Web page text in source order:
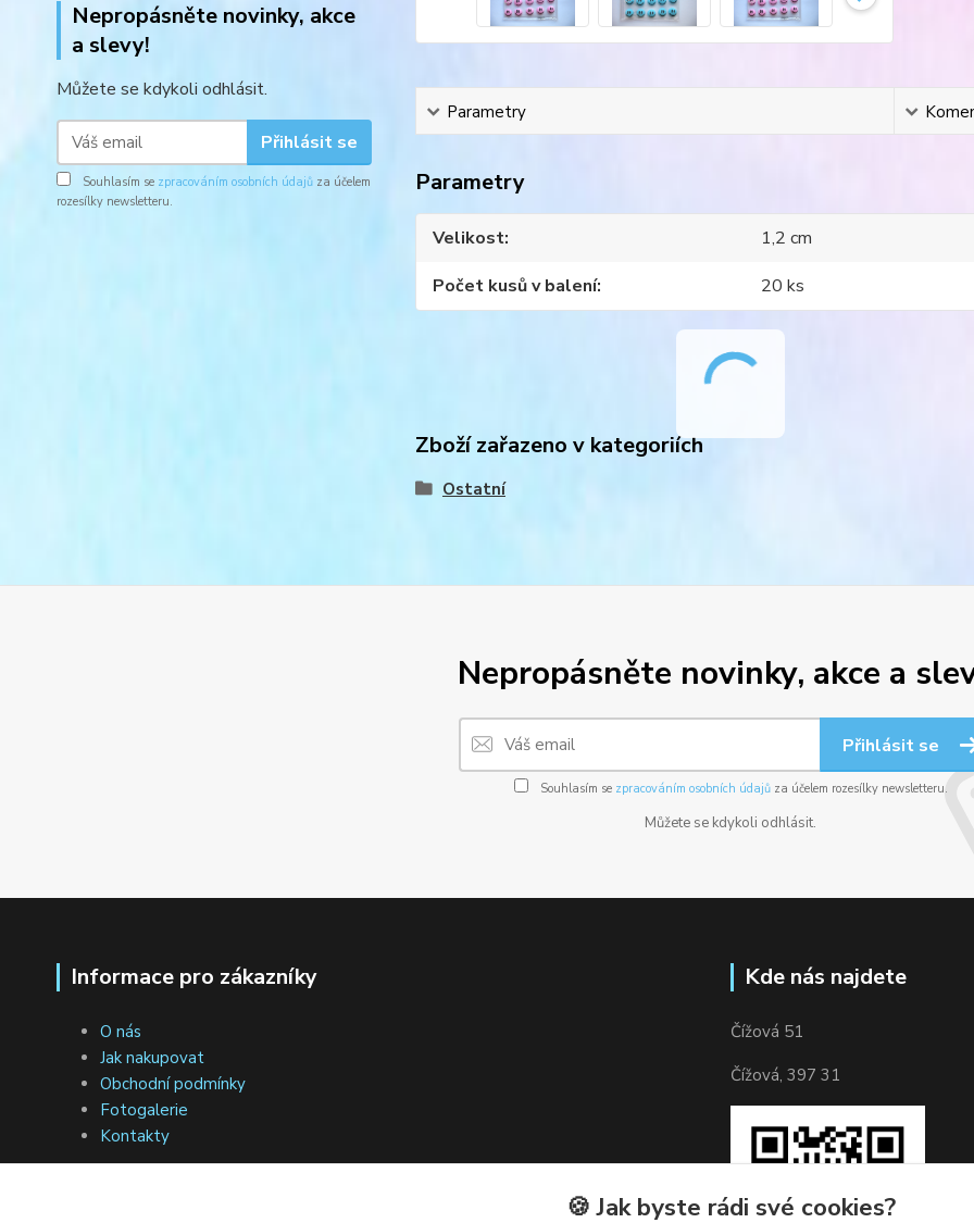
Nepropásněte novinky, akce
a slevy!
Můžete se kdykoli odhlásit.
Přihlásit se
Souhlasím se zpracováním osobních údajů za účelem
rozesílky newsletteru.
Parametry
Parametry
Velikost
1,2 cm
Počet kusů v balení
20 ks
Zboží zařazeno v kategoriích
Ostatní
Nepropásněte novinky, akce a
Přihlásit se
Souhlasím se zpracováním osobních údajůza účelem rozesílky newsletteru.
Můžete se kdykoli odhlásit.
Informace pro zákazníky
O nás
Jak nakupovat
Obchodní podmínky
Fotogalerie
Kontakty
Kde nás najdete
Čížová 51
Čížová, 397 31
🍪 Jak byste rádi své cookies?